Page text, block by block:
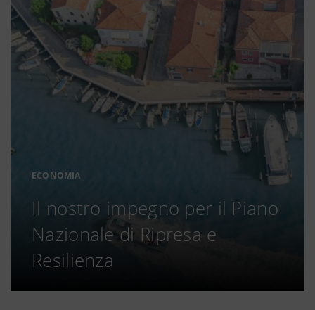
ECONOMIA
Il nostro impegno per il Piano
Nazionale di Ripresa e
Resilienza